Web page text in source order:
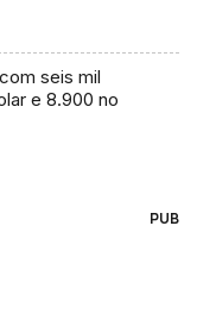
seis mil
e 8.900 no
PUB